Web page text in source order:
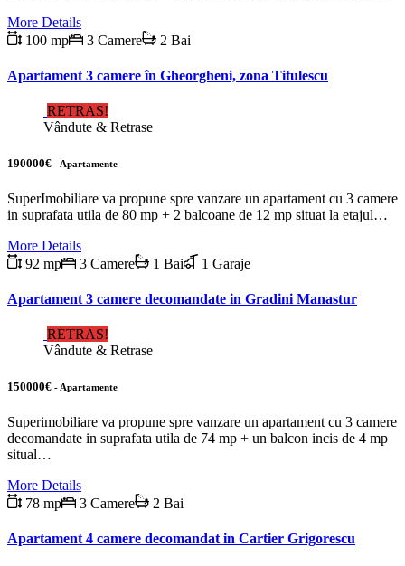
More Details
100 mp
3 Camere 2 Bai
Apartament 3 camere în Gheorgheni, zona Titulescu
RETRAS!
Vândute & Retrase
190000€ - Apartamente
SuperImobiliare va propune spre vanzare un apartament cu 3 camere
in suprafata utila de 80 mp + 2 balcoane de 12 mp situat la etajul…
More Details
92 mp
3 Camere 1 Bai 1 Garaje
Apartament 3 camere decomandate in Gradini Manastur
RETRAS!
Vândute & Retrase
150000€ - Apartamente
Superimobiliare va propune spre vanzare un apartament cu 3 camere
decomandate in suprafata utila de 74 mp + un balcon incis de 4 mp
situal…
More Details
78 mp
3 Camere 2 Bai
Apartament 4 camere decomandat in Cartier Grigorescu